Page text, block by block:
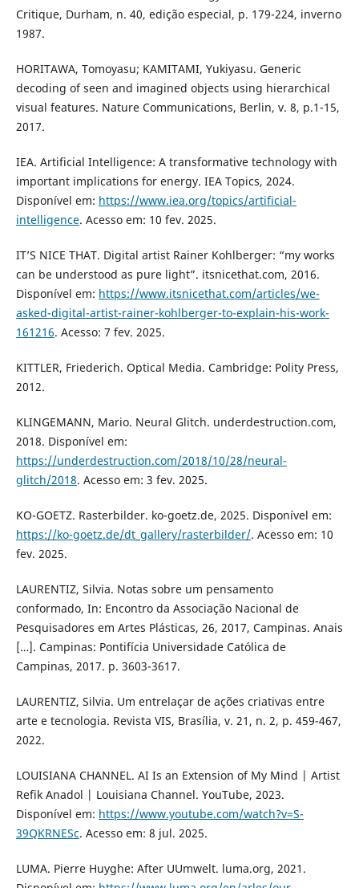
Critique, Durham, n. 40, edição especial, p. 179-224, inverno
1987.
HORITAWA, Tomoyasu; KAMITAMI, Yukiyasu. Generic
decoding of seen and imagined objects using hierarchical
visual features. Nature Communications, Berlin, v. 8, p.1-15,
2017.
IEA. Artificial Intelligence: A transformative technology with
important implications for energy. IEA Topics, 2024.
Disponível em: https://www.iea.org/topics/artificial-
intelligence. Acesso em: 10 fev. 2025.
IT’S NICE THAT. Digital artist Rainer Kohlberger: “my works
can be understood as pure light”. itsnicethat.com, 2016.
Disponível em: https://www.itsnicethat.com/articles/we-
asked-digital-artist-rainer-kohlberger-to-explain-his-work-
161216. Acesso: 7 fev. 2025.
KITTLER, Friederich. Optical Media. Cambridge: Polity Press,
2012.
KLINGEMANN, Mario. Neural Glitch. underdestruction.com,
2018. Disponível em:
https://underdestruction.com/2018/10/28/neural-
glitch/2018. Acesso em: 3 fev. 2025.
KO-GOETZ. Rasterbilder. ko-goetz.de, 2025. Disponível em:
https://ko-goetz.de/dt_gallery/rasterbilder/. Acesso em: 10
fev. 2025.
LAURENTIZ, Silvia. Notas sobre um pensamento
conformado, In: Encontro da Associação Nacional de
Pesquisadores em Artes Plásticas, 26, 2017, Campinas. Anais
[…]. Campinas: Pontifícia Universidade Católica de
Campinas, 2017. p. 3603-3617.
LAURENTIZ, Silvia. Um entrelaçar de ações criativas entre
arte e tecnologia. Revista VIS, Brasília, v. 21, n. 2, p. 459-467,
2022.
LOUISIANA CHANNEL. AI Is an Extension of My Mind | Artist
Refik Anadol | Louisiana Channel. YouTube, 2023.
Disponível em: https://www.youtube.com/watch?v=S-
39QKRNESc. Acesso em: 8 jul. 2025.
LUMA. Pierre Huyghe: After UUmwelt. luma.org, 2021.